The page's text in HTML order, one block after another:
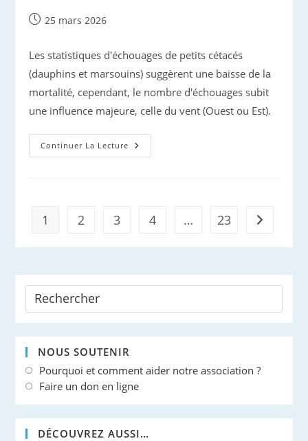
Publication
25 mars 2026
Les statistiques d'échouages de petits cétacés
(dauphins et marsouins) suggèrent une baisse de la
mortalité, cependant, le nombre d'échouages subit
une influence majeure, celle du vent (Ouest ou Est).
Continuer La Lecture Captures
De
1 2 3 4 … 23 Aller à la
NOUS SOUTENIR
Pourquoi et comment aider notre association ?
Faire un don en ligne
DÉCOUVREZ AUSSI…